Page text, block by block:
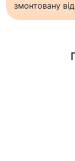
змонтовану